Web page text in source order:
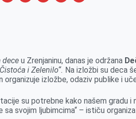
d
I
A
p
dece u Zrenjaninu, danas je održana
i Zelenilo“. Na izložbi su deca
organizuje izložbe, odaziv publike i
su potrebne kako našem gradu
sa svojim ljubimcima“ – ističu